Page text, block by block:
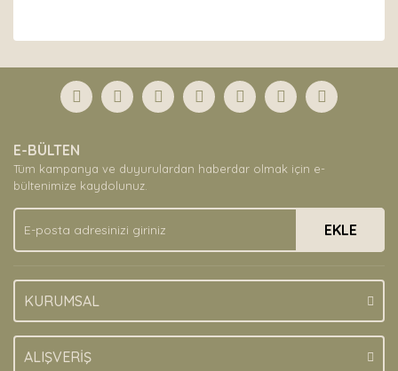
Yorum Yaz
formunu kullanarak tarafımıza iletebilirsiniz.
Görüş ve önerileriniz için teşekkür ederiz.
Ürün açıklamasında eksik bilgiler bulunuyor.
Ürün bilgilerinde hatalar bulunuyor.
Ürün fiyatı diğer sitelerden daha pahalı.
Bu ürüne benzer farklı alternatifler olmalı.
E-BÜLTEN
Tüm kampanya ve duyurulardan haberdar olmak için e-
bültenimize kaydolunuz.
EKLE
KURUMSAL
ALIŞVERİŞ